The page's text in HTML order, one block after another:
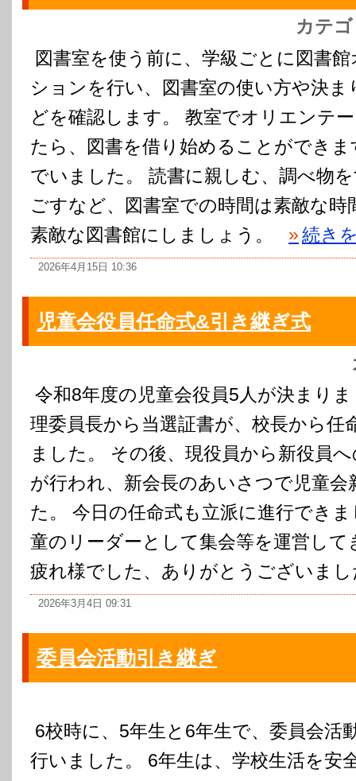
カテ
図書室を使う前に、学級ごとに図書
ションを行い、図書室の使い方や決ま
どを確認します。 教室でオリエンテ
たら、図書を借り始めることができ
でいました。 読書に親しむ、調べ物
ごすなど、図書室での時間は素敵な
素敵な図書館にしましょう。
»続き
2026年4月15日 10:36
児童会役員任命式&引き継ぎ式
令和8年度の児童会役員5人が決まり
理委員長から当選証書が、校長から任
ました。 その後、現役員から新役員
が行われ、新会長のあいさつで児童
た。 今日の任命式も立派に進行でき
童のリーダーとして集会等を運営し
疲れ様でした、ありがとうございまし
2026年3月4日 09:31
委員会活動引き継ぎ
6校時に、5年生と6年生で、委員会活
行いました。 6年生は、学校生活を安